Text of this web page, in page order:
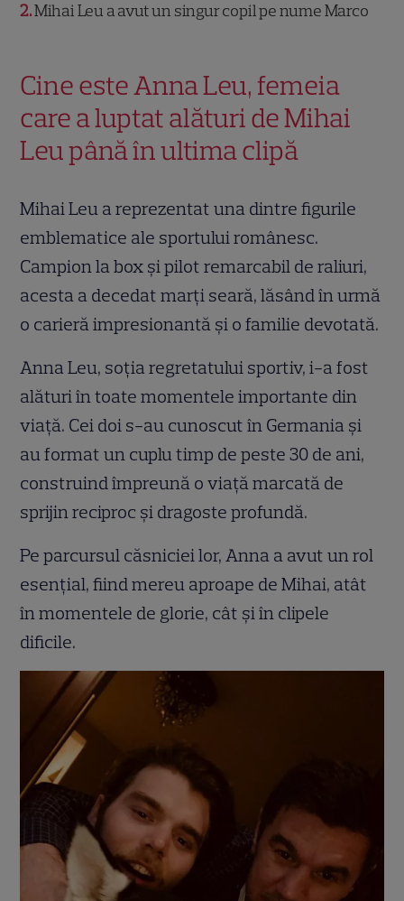
2 Mihai Leu a avut un singur copil pe nume Marco
Cine este Anna Leu, femeia
care a luptat alături de Mihai
Leu până în ultima clipă
Mihai Leu a reprezentat una dintre figurile
emblematice ale sportului românesc.
Campion la box și pilot remarcabil de raliuri,
acesta a decedat marți seară, lăsând în urmă
o carieră impresionantă și o familie devotată.
Anna Leu, soția regretatului sportiv, i-a fost
alături în toate momentele importante din
viață. Cei doi s-au cunoscut în Germania și
au format un cuplu timp de peste 30 de ani,
construind împreună o viață marcată de
sprijin reciproc și dragoste profundă.
Pe parcursul căsniciei lor, Anna a avut un rol
esențial, fiind mereu aproape de Mihai, atât
în momentele de glorie, cât și în clipele
dificile.